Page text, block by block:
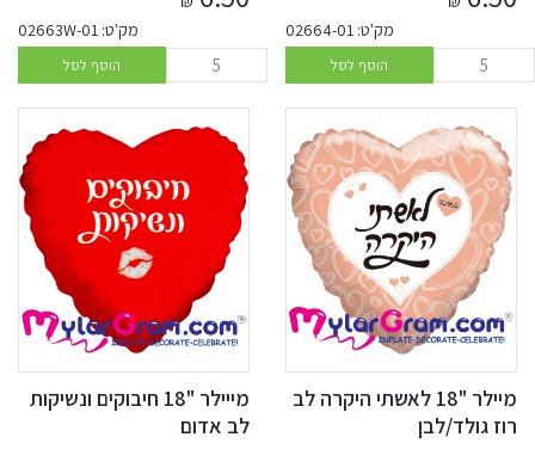
מק'ט: 02664-01
הוסף לסל
מק'ט: 02663W-01
הוסף לסל
מיילר "18 לאשתי היקרה לב
רוז גולד/לבן
מייילר "18 חיבוקים ונשיקות
לב אדום